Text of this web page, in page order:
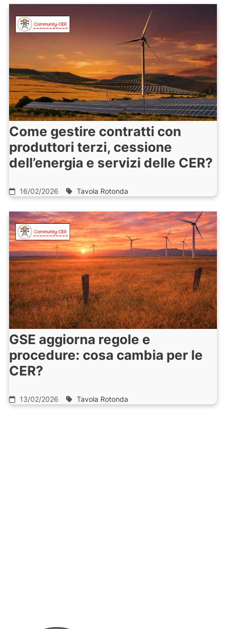
Come gestire contratti con
produttori terzi, cessione
dell’energia e servizi delle CER?
16/02/2026 Tavola Rotonda
GSE aggiorna regole e
procedure: cosa cambia per le
CER?
13/02/2026 Tavola Rotonda